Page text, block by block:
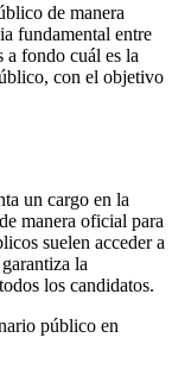
de manera
fundamental entre
a fondo cuál es la
con el objetivo
un cargo en la
manera oficial para
suelen acceder a
la
los candidatos.
público en